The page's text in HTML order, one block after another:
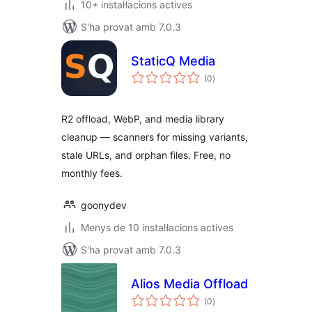
10+ instal·lacions actives
S'ha provat amb 7.0.3
StaticQ Media
(0puntuacions
totals
)
R2 offload, WebP, and media library
cleanup — scanners for missing variants,
stale URLs, and orphan files. Free, no
monthly fees.
goonydev
Menys de 10 instal·lacions actives
S'ha provat amb 7.0.3
Alios Media Offload
(0puntuacions
totals
)